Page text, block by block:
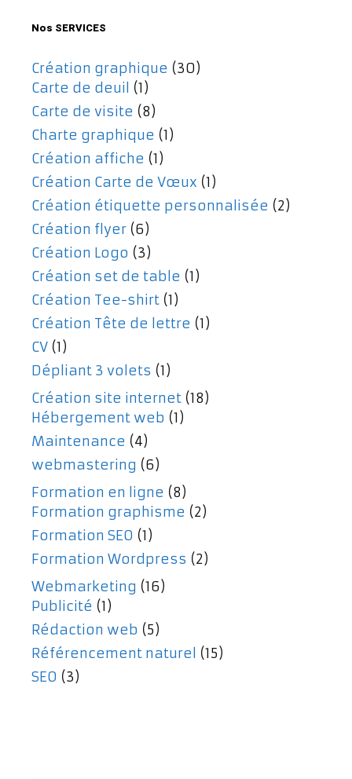
Nos SERVICES
Création graphique (30)
Carte de deuil (1)
Carte de visite (8)
Charte graphique (1)
Création affiche (1)
Création Carte de Vœux (1)
Création étiquette personnalisée (2)
Création flyer (6)
Création Logo (3)
Création set de table (1)
Création Tee-shirt (1)
Création Tête de lettre (1)
CV (1)
Dépliant 3 volets (1)
Création site internet (18)
Hébergement web (1)
Maintenance (4)
webmastering (6)
Formation en ligne (8)
Formation graphisme (2)
Formation SEO (1)
Formation Wordpress (2)
Webmarketing (16)
Publicité (1)
Rédaction web (5)
Référencement naturel (15)
SEO (3)